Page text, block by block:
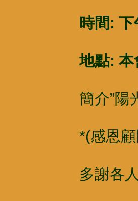
時間: 下
地點: 本
簡介”陽
*(感恩
多謝各